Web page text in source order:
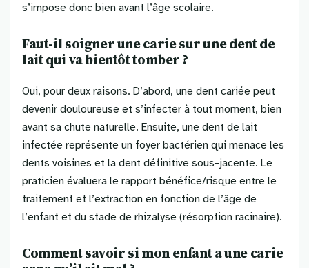
s’impose donc bien avant l’âge scolaire.
Faut-il soigner une carie sur une dent de
lait qui va bientôt tomber ?
Oui, pour deux raisons. D’abord, une dent cariée peut
devenir douloureuse et s’infecter à tout moment, bien
avant sa chute naturelle. Ensuite, une dent de lait
infectée représente un foyer bactérien qui menace les
dents voisines et la dent définitive sous-jacente. Le
praticien évaluera le rapport bénéfice/risque entre le
traitement et l’extraction en fonction de l’âge de
l’enfant et du stade de rhizalyse (résorption racinaire).
Comment savoir si mon enfant a une carie